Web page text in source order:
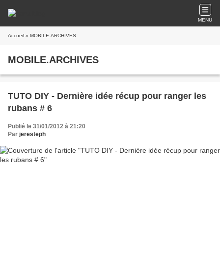
MENU
Accueil » MOBILE.ARCHIVES
MOBILE.ARCHIVES
TUTO DIY - Dernière idée récup pour ranger les
rubans # 6
Publié le 31/01/2012 à 21:20
Par jeresteph